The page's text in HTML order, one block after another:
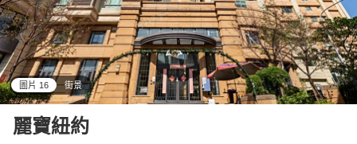
圖片 16 街景
麗寶紐約